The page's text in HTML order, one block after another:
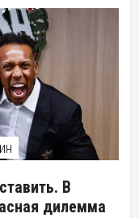
В
дилемма